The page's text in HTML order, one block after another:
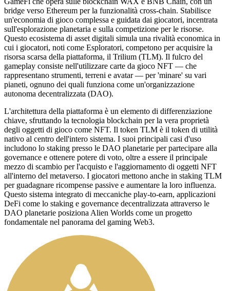
bridge verso Ethereum per la funzionalità cross-chain. Stabilisce
un'economia di gioco complessa e guidata dai giocatori, incentrata
sull'esplorazione planetaria e sulla competizione per le risorse.
Questo ecosistema di asset digitali simula una rivalità economica in
cui i giocatori, noti come Esploratori, competono per acquisire la
risorsa scarsa della piattaforma, il Trilium (TLM). Il fulcro del
gameplay consiste nell'utilizzare carte da gioco NFT — che
rappresentano strumenti, terreni e avatar — per 'minare' su vari
pianeti, ognuno dei quali funziona come un'organizzazione
autonoma decentralizzata (DAO).
L'architettura della piattaforma è un elemento di differenziazione
chiave, sfruttando la tecnologia blockchain per la vera proprietà
degli oggetti di gioco come NFT. Il token TLM è il token di utilità
nativo al centro dell'intero sistema. I suoi principali casi d'uso
includono lo staking presso le DAO planetarie per partecipare alla
governance e ottenere potere di voto, oltre a essere il principale
mezzo di scambio per l'acquisto e l'aggiornamento di oggetti NFT
all'interno del metaverso. I giocatori mettono anche in staking TLM
per guadagnare ricompense passive e aumentare la loro influenza.
Questo sistema integrato di meccaniche play-to-earn, applicazioni
DeFi come lo staking e governance decentralizzata attraverso le
DAO planetarie posiziona Alien Worlds come un progetto
fondamentale nel panorama del gaming Web3.